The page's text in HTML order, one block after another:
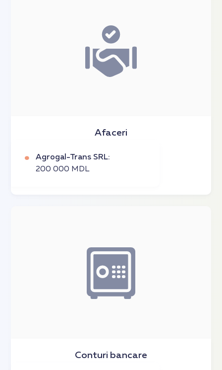
Afaceri
Agrogal-Trans SRL:
200 000 MDL
Conturi bancare